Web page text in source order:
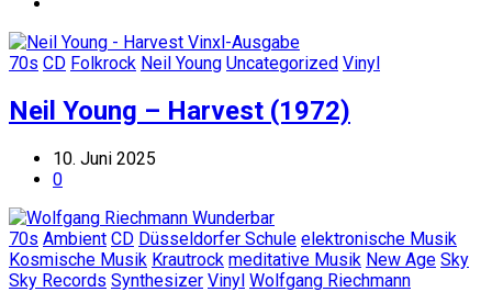
70s CD Folkrock Neil Young Uncategorized Vinyl
Neil Young – Harvest (1972)
10. Juni 2025
0
70s Ambient CD Düsseldorfer Schule elektronische Musik
Kosmische Musik Krautrock meditative Musik New Age Sky
Sky Records Synthesizer Vinyl Wolfgang Riechmann